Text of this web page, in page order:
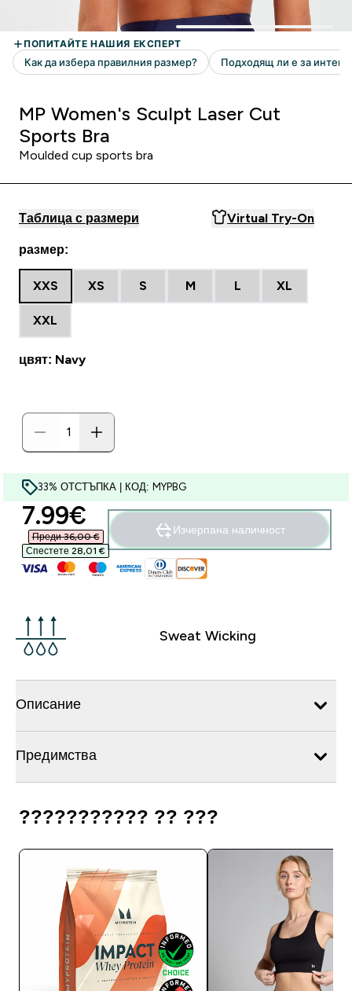
MP Women's Sculpt Laser Cut
Sports Bra
Moulded cup sports bra
Таблица с размери Virtual Try-On
размер:
XXS XS S M L XL
XXL
цвят: Navy
33% ОТСТЪПКА | КОД: MYPBG
discounted price
7.99€‎
Преди 36,00 €‎
Спестете 28,01 €‎
Изчерпана наличност
Sweat Wicking
Описание
Предимства
??????????? ?? ???